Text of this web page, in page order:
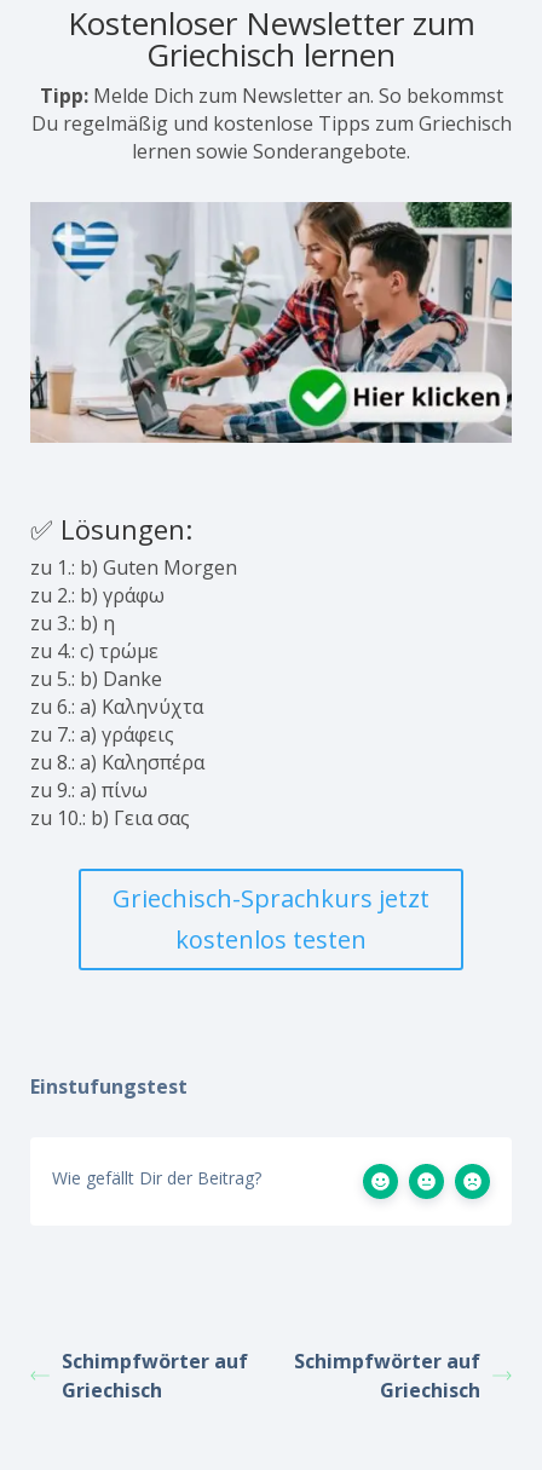
Kostenloser Newsletter zum
Griechisch lernen
Tipp:Melde Dich zum Newsletter an. So bekommst
Du regelmäßig und kostenlose Tipps zum Griechisch
lernen sowie Sonderangebote.
✅ Lösungen:
zu 1.: b) Guten Morgen
zu 2.: b) γράφω
zu 3.: b) η
zu 4.: c) τρώμε
zu 5.: b) Danke
zu 6.: a) Καληνύχτα
zu 7.: a) γράφεις
zu 8.: a) Καλησπέρα
zu 9.: a) πίνω
zu 10.: b) Γεια σας
Griechisch-Sprachkurs jetzt
kostenlos testen
Einstufungstest
Wie gefällt Dir der Beitrag?
Schimpfwörter auf
Griechisch
Schimpfwörter auf
Griechisch